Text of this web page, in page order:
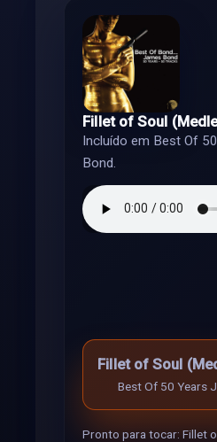
Fillet of Soul
Incluído em Best Of
Bond.
Fillet of Soul
Best Of 50 Years
Pronto para tocar: Fillet